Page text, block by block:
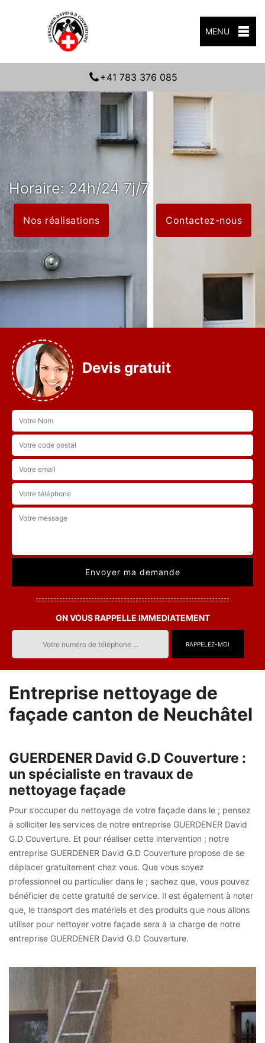
MENU
+41 783 376 085
Horaire: 24h/24 7j/7
Nos réalisations Contactez-nous
Devis gratuit
ON VOUS RAPPELLE IMMEDIATEMENT
Entreprise nettoyage de
façade canton de Neuchâtel
GUERDENER David G.D Couverture :
un spécialiste en travaux de
nettoyage façade
Pour s’occuper du nettoyage de votre façade dans le ; pensez
à solliciter les services de notre entreprise GUERDENER David
G.D Couverture. Et pour réaliser cette intervention ; notre
entreprise GUERDENER David G.D Couverture propose de se
déplacer gratuitement chez vous. Que vous soyez
professionnel ou particulier dans le ; sachez que, vous pouvez
bénéficier de cette gratuité de service. Il est également à noter
que, le transport des matériels et des produits que nous allons
utiliser pour nettoyer votre façade sera à la charge de notre
entreprise GUERDENER David G.D Couverture.